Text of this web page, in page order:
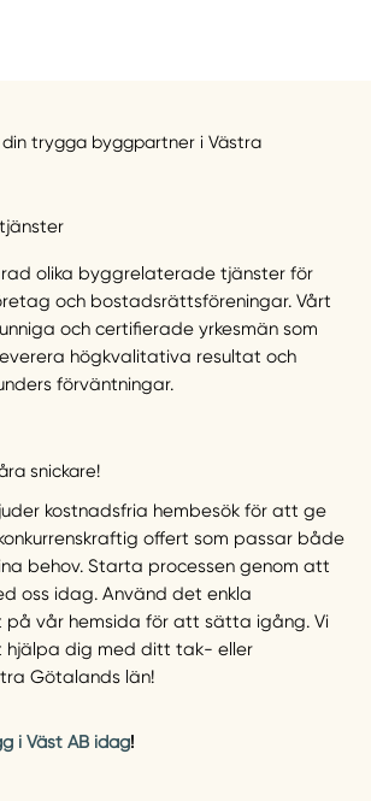
trygga byggpartner i Västra
rad olika byggrelaterade tjänster för
och bostadsrättsföreningar. Vårt
och certifierade yrkesmän som
högkvalitativa resultat och
förväntningar.
snickare!
kostnadsfria hembesök för att ge
offert som passar både
behov. Starta processen genom att
oss idag. Använd det enkla
på vår hemsida för att sätta igång. Vi
hjälpa dig med ditt tak- eller
Götalands län!
i Väst AB idag!